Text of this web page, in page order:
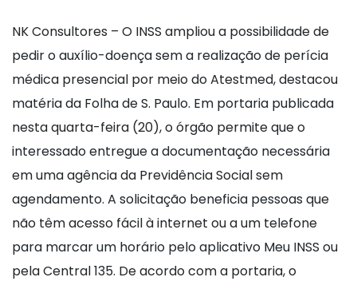
NK Consultores – O INSS ampliou a possibilidade de
pedir o auxílio-doença sem a realização de perícia
médica presencial por meio do Atestmed, destacou
matéria da Folha de S. Paulo. Em portaria publicada
nesta quarta-feira (20), o órgão permite que o
interessado entregue a documentação necessária
em uma agência da Previdência Social sem
agendamento. A solicitação beneficia pessoas que
não têm acesso fácil à internet ou a um telefone
para marcar um horário pelo aplicativo Meu INSS ou
pela Central 135. De acordo com a portaria, o